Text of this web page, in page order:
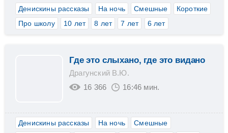
Денискины рассказы На ночь Смешные
Короткие
Про школу
10 лет 8 лет 7 лет 6 лет
Где это слыхано, где это видано
Драгунский В.Ю.
16 366
16:46 мин.
Денискины рассказы На ночь
Смешные